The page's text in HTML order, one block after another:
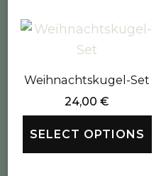
Weihnachtskugel-Set
24,00€
SELECT OPTIONS